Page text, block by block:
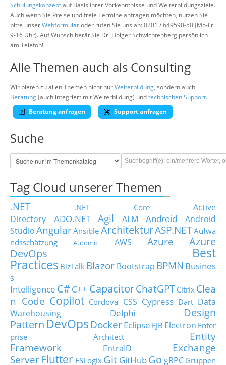
Schulungskonzeptauf Basis Ihrer Vorkenntnisse und Weiterbildungsziele.
Auch wenn Sie Preise und freie Termine anfragen möchten, nutzen Sie
bitte unserWebformularoder rufen Sie uns an: 0201 / 649590-50 (Mo-Fr
9-16 Uhr). Auf Wunsch berät Sie Dr. Holger Schwichtenberg persönlich
am Telefon!
Alle Themen auch als Consulting
Wir bieten zu allen Themen nicht nurWeiterbildung, sondern auch
Beratung(auch integriert mit Weiterbildung) undtechnischen Support.
Beratung anfragen
Support anfragen
Suche
Tag Cloud unserer Themen
.NET .NET Core
Active
Directory
ADO.NET Agil ALM Android
Android
StudioAngularAnsible ArchitekturASP.NETAufwa
ndsschätzung
Automic AWS Azure
Azure
DevOps
Best
Practices BizTalk Blazor Bootstrap BPMN Busines
s
Intelligence C#C++ CapacitorChatGPT Citrix Clea
n Code Copilot Cordova CSS Cypress Dart Data
Warehousing
Delphi
Design
Pattern DevOps DockerEclipse EJB Electron Enter
prise Architect
Entity
Framework
EntraID
Exchange
Server Flutter FSLogix Git GitHubGo gRPC Gruppen